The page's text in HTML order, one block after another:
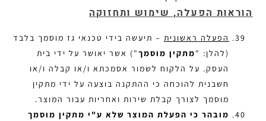
הוראות הפעלה, שימוש ותחזוקה
הפעלה ראשונית – תיעשה בידי טכנאי גז מוסמך בלבד
(להלן: "מתקין מוסמך") אשר יאושר על ידי בית
העסק. על הלקוח לשמור אסמכתא ו/או קבלה ו/או
חשבנית להוכחה כי ההתקנה בוצעה על ידי מתקין
מוסמך לצורך קבלת שירות ואחריות עבור המוצר.
מובהר כי הפעלת המוצר שלא ע"י מתקין מוסמך